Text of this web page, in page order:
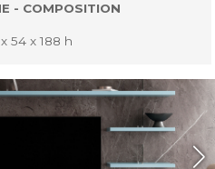
- COMPOSITION
54 x 188 h